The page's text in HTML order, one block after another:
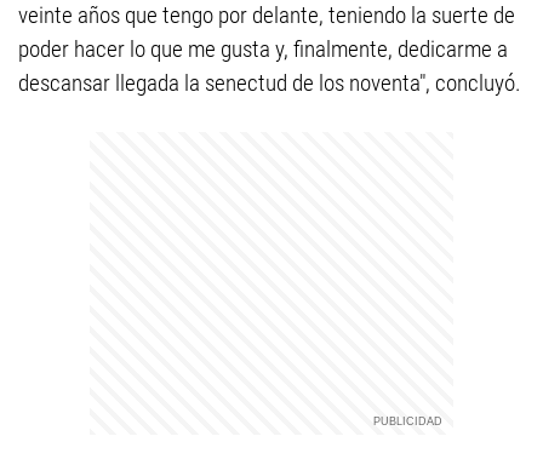
veinte años que tengo por delante, teniendo la suerte de
poder hacer lo que me gusta y, finalmente, dedicarme a
descansar llegada la senectud de los noventa", concluyó.